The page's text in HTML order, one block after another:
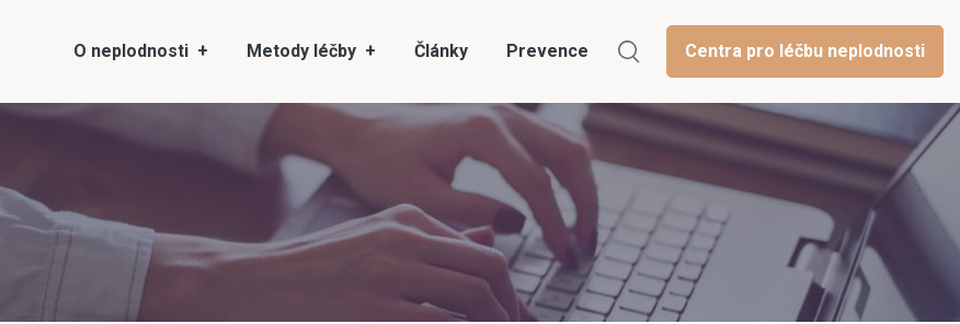
O neplodnosti Metody léčby Články Prevence Centra pro léčbu neplodnosti